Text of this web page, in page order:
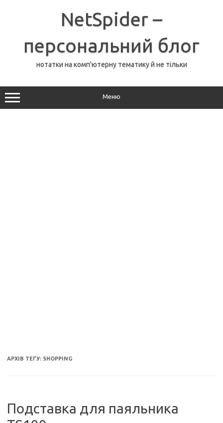
NetSpider –
персональний блог
нотатки на комп'ютерну тематику й не тільки
Меню
АРХІВ ТЕҐУ: SHOPPING
Подставка для паяльника